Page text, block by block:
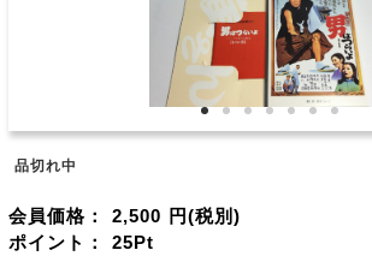
品切れ中
会員価格： 2,500 円(税別)
ポイント： 25Pt